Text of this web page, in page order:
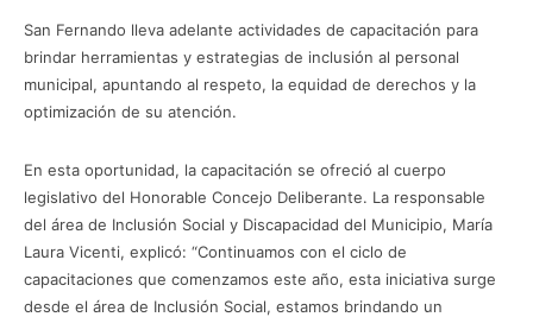
San Fernando lleva adelante actividades de capacitación para
brindar herramientas y estrategias de inclusión al personal
municipal, apuntando al respeto, la equidad de derechos y la
optimización de su atención.
En esta oportunidad, la capacitación se ofreció al cuerpo
legislativo del Honorable Concejo Deliberante. La responsable
del área de Inclusión Social y Discapacidad del Municipio, María
Laura Vicenti, explicó: “Continuamos con el ciclo de
capacitaciones que comenzamos este año, esta iniciativa surge
desde el área de Inclusión Social, estamos brindando un